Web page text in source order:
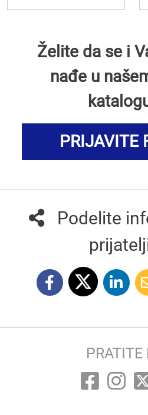
Želite da se i
nađe u
PRIJAVITE
Podelite
PRATITE